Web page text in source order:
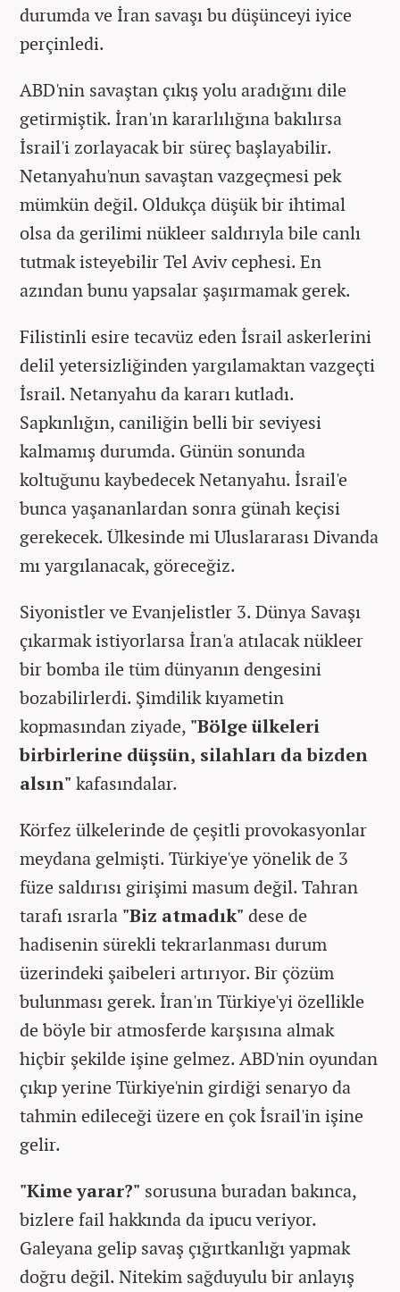
durumda ve İran savaşı bu düşünceyi iyice
perçinledi.
ABD'nin savaştan çıkış yolu aradığını dile
getirmiştik. İran'ın kararlılığına bakılırsa
İsrail'i zorlayacak bir süreç başlayabilir.
Netanyahu'nun savaştan vazgeçmesi pek
mümkün değil. Oldukça düşük bir ihtimal
olsa da gerilimi nükleer saldırıyla bile canlı
tutmak isteyebilir Tel Aviv cephesi. En
azından bunu yapsalar şaşırmamak gerek.
Filistinli esire tecavüz eden İsrail askerlerini
delil yetersizliğinden yargılamaktan vazgeçti
İsrail. Netanyahu da kararı kutladı.
Sapkınlığın, caniliğin belli bir seviyesi
kalmamış durumda. Günün sonunda
koltuğunu kaybedecek Netanyahu. İsrail'e
bunca yaşananlardan sonra günah keçisi
gerekecek. Ülkesinde mi Uluslararası Divanda
mı yargılanacak, göreceğiz.
Siyonistler ve Evanjelistler 3. Dünya Savaşı
çıkarmak istiyorlarsa İran'a atılacak nükleer
bir bomba ile tüm dünyanın dengesini
bozabilirlerdi. Şimdilik kıyametin
kopmasından ziyade, "Bölge ülkeleri
birbirlerine düşsün, silahları da bizden
alsın" kafasındalar.
Körfez ülkelerinde de çeşitli provokasyonlar
meydana gelmişti. Türkiye'ye yönelik de 3
füze saldırısı girişimi masum değil. Tahran
tarafı ısrarla "Biz atmadık" dese de
hadisenin sürekli tekrarlanması durum
üzerindeki şaibeleri artırıyor. Bir çözüm
bulunması gerek. İran'ın Türkiye'yi özellikle
de böyle bir atmosferde karşısına almak
hiçbir şekilde işine gelmez. ABD'nin oyundan
çıkıp yerine Türkiye'nin girdiği senaryo da
tahmin edileceği üzere en çok İsrail'in işine
gelir.
"Kime yarar?" sorusuna buradan bakınca,
bizlere fail hakkında da ipucu veriyor.
Galeyana gelip savaş çığırtkanlığı yapmak
doğru değil. Nitekim sağduyulu bir anlayış